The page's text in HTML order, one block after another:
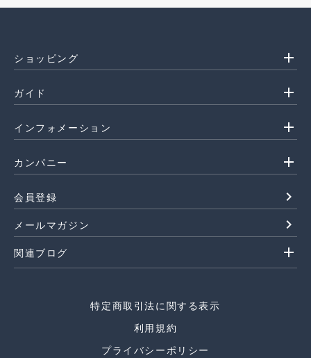
ショッピング add
ガイド add
インフォメーション add
カンパニー add
会員登録 navigate_next
メールマガジン navigate_next
関連ブログ add
特定商取引法に関する表示
利用規約
プライバシーポリシー